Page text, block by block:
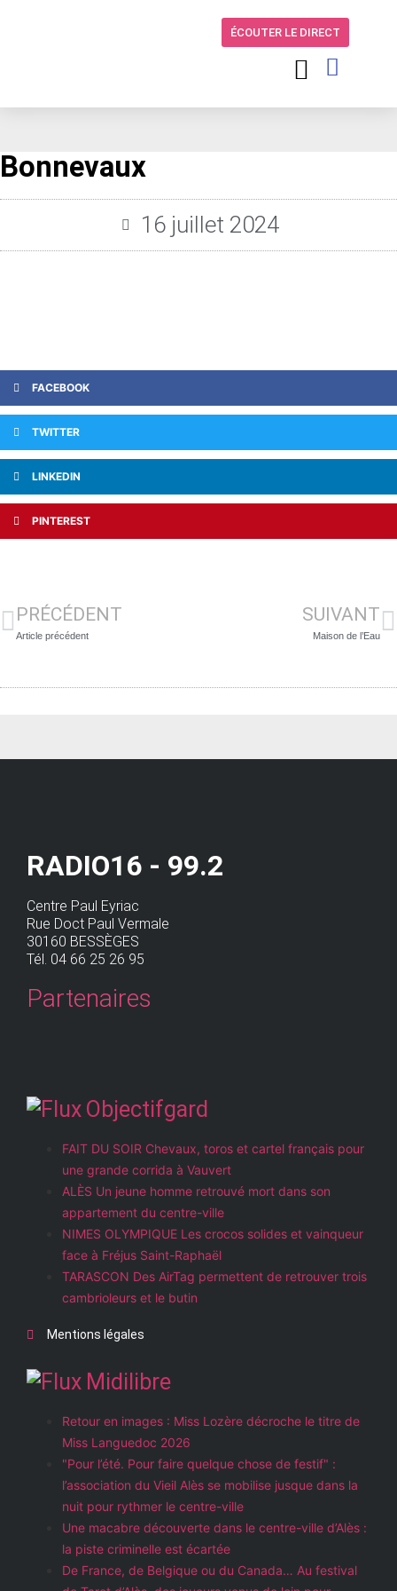
ÉCOUTER LE DIRECT
Bonnevaux
16 juillet 2024
FACEBOOK
TWITTER
LINKEDIN
PINTEREST
PRÉCÉDENT
Article précédent
SUIVANT
Maison de l’Eau
RADIO16 - 99.2
Centre Paul Eyriac
Rue Doct Paul Vermale
30160 BESSÈGES
Tél. 04 66 25 26 95
Partenaires
Objectifgard
FAIT DU SOIR Chevaux, toros et cartel français pour
une grande corrida à Vauvert
ALÈS Un jeune homme retrouvé mort dans son
appartement du centre-ville
NIMES OLYMPIQUE Les crocos solides et vainqueur
face à Fréjus Saint-Raphaël
TARASCON Des AirTag permettent de retrouver trois
cambrioleurs et le butin
Mentions légales
Midilibre
Retour en images : Miss Lozère décroche le titre de
Miss Languedoc 2026
"Pour l’été. Pour faire quelque chose de festif" :
l’association du Vieil Alès se mobilise jusque dans la
nuit pour rythmer le centre-ville
Une macabre découverte dans le centre-ville d’Alès :
la piste criminelle est écartée
De France, de Belgique ou du Canada… Au festival